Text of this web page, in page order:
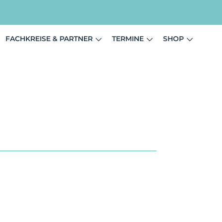
FACHKREISE & PARTNER TERMINE SHOP